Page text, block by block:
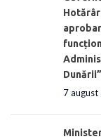
Dunării”
7